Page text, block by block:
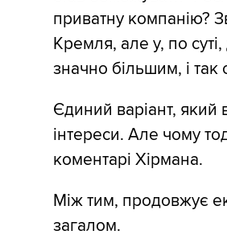
приватну компанію?
Кремля, але у, по
значно більшим, і так
Єдиний варіант, який
інтереси. Але чому
коментарі Хірмана.
Між тим, продовжує
загалом.